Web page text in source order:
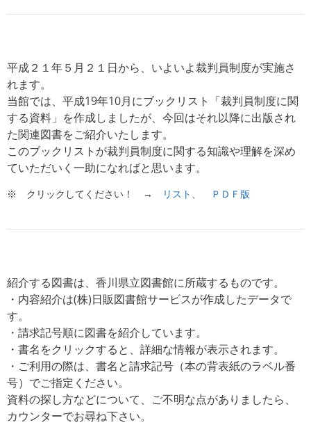
平成２１年５月２１日から、いよいよ裁判員制度が実施さ
れます。
当館では、平成19年10月にブックリスト「裁判員制度に関
する資料」を作成しましたが、今回はそれ以降に出版され
た関連図書をご紹介いたします。
このブックリストが裁判員制度に関する知識や理解を深め
ていただいく一助になればと思います。
※ クリックしてください！ → リスト 、 ＰＤＦ版
紹介する図書は、香川県立図書館に所蔵するものです。
・内容紹介は(株)日販図書館サービスが作成したデータで
す。
・請求記号順に図書を紹介しています。
・書名をクリックすると、詳細な情報が表示されます。
・ご利用の際は、書名と請求記号（本の背表紙のラベル番
号）でご指定ください。
資料の探し方などについて、ご不明な点がありましたら、
カウンターでお尋ね下さい。